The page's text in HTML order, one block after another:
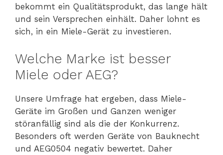
bekommt ein Qualitätsprodukt, das lange hält
und sein Versprechen einhält. Daher lohnt es
sich, in ein Miele-Gerät zu investieren.
Welche Marke ist besser
Miele oder AEG?
Unsere Umfrage hat ergeben, dass Miele-
Geräte im Großen und Ganzen weniger
störanfällig sind als die der Konkurrenz.
Besonders oft werden Geräte von Bauknecht
und AEG0504 negativ bewertet. Daher